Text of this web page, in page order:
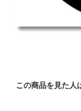
この商品を見た人